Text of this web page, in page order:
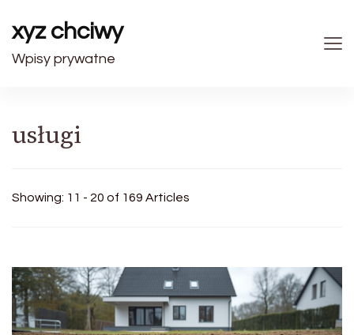
xyz chciwy
Wpisy prywatne
usługi
Showing: 11 - 20 of 169 Articles